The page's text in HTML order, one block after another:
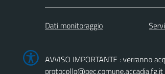
Dati monitoraggio
AVVISO IMPORTANTE : verranno